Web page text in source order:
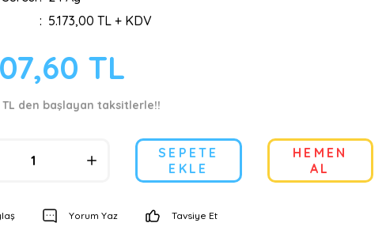
5.173,00 TL + KDV
TL
TL den başlayan taksitlerle!!
SEPETE
EKLE
HEMEN
AL
Yorum Yaz Tavsiye Et